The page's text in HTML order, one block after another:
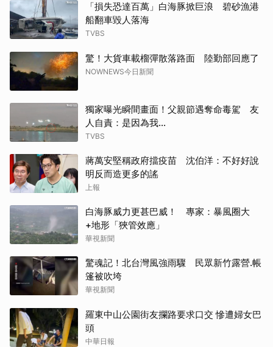
「損失恐達百萬」白海豚掀巨浪 碧砂漁港
船翻車毀人落海
TVBS
驚！大貨車載榴彈散落路面 陸勤部回應了
NOWNEWS今日新聞
獨家曝光瞬間畫面！父親節遇奪命毒駕 友
人自責：是因為我...
TVBS
蔣萬安堅稱政府擋疫苗 沈伯洋：不好好說
明反而造更多的謠
上報
白海豚威力更甚巴威！ 專家：暴風圈大
+地形「狹管效應」
華視新聞
驚魂記！北台灣風強雨驟 民眾新竹露營.帳
篷被吹垮
華視新聞
羅東中山公園街友攔路要求口交 慘遭婦女巴
頭
中華日報